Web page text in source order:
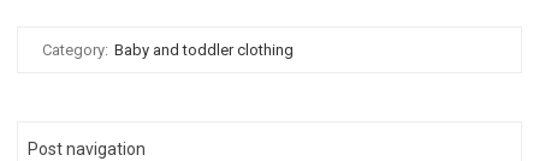
Category: Baby and toddler clothing
Post navigation